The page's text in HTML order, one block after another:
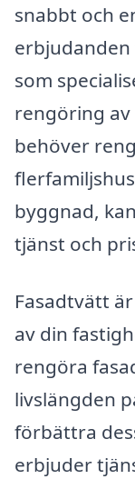
snabbt och
som
rengöring av
behöver
byggnad,
tjänst och
Fasadtvätt
av din
rengöra
livslängden
förbättra
erbjuder